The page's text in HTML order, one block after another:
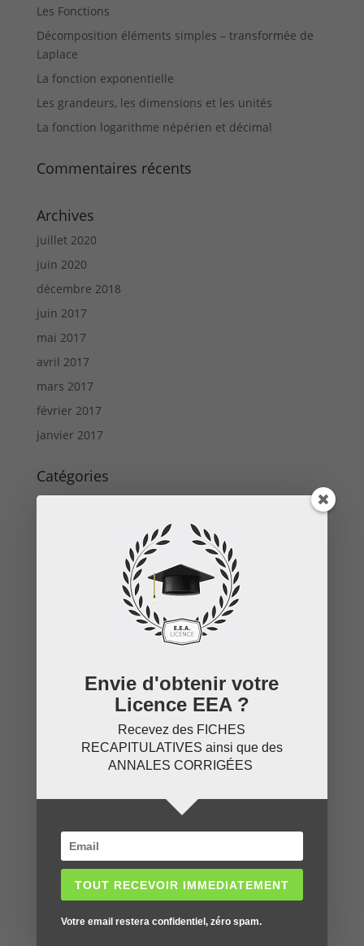
Les Fonctions
Décomposition éléments simples – transformée de
Laplace
La fonction exponentielle
Les grandeurs, les dimensions et les unités
La fonction logarithme népérien et décimal
Commentaires récents
Archives
juillet 2020
juin 2020
décembre 2018
juin 2017
mai 2017
avril 2017
mars 2017
février 2017
janvier 2017
Catégories
Algèbre
Electrotechnique
Flux des publications
Licence EEAest la
première plateforme en
ligne pour réviser sa
Licence EEA grâce à des
Envie d'obtenir votre
Licence EEA ?
Recevez des FICHES
RECAPITULATIVES ainsi que des
ANNALES CORRIGÉES
TOUT RECEVOIR IMMEDIATEMENT
Votre email restera confidentiel, zéro spam.